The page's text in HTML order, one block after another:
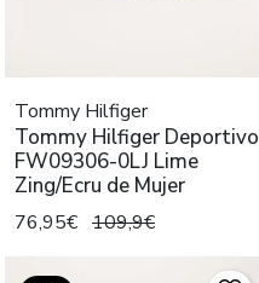
Tommy Hilfiger
Tommy Hilfiger Deportivo
FW09306-0LJ Lime
Zing/Ecru de Mujer
76,95€ 109,9€